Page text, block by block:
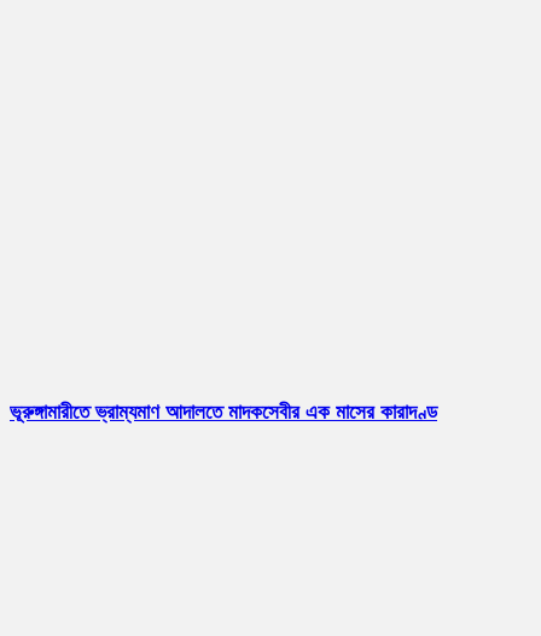
ভূরুঙ্গামারীতে ভ্রাম্যমাণ আদালতে মাদকসেবীর এক মাসের কারাদণ্ড